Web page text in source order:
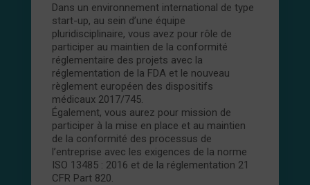
Dans un environnement international de type
start-up, au sein d’une équipe
pluridisciplinaire, vous avez pour rôle de
participer au maintien de la conformité
réglementaire des projets avec la
réglementation de la FDA et le nouveau
règlement européen des dispositifs
médicaux 2017/745.
Également, vous aurez pour mission de
participer à la mise en place et au maintien
de la conformité des processus de
l’entreprise avec les exigences de la norme
ISO 13485 : 2016 et de la réglementation 21
CFR Part 820.